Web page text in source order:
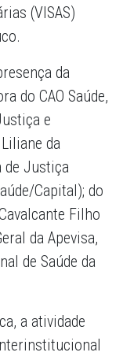
(VISAS)
da
do CAO Saúde,
e
da
de Justiça
Capital); do
Filho
da Apevisa,
de Saúde da
a atividade